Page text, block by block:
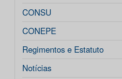
CONSU
CONEPE
Regimentos e Estatuto
Notícias